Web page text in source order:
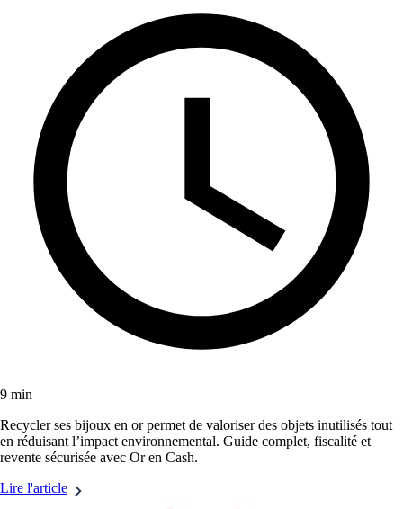
9 min
Recycler ses bijoux en or permet de valoriser des objets inutilisés tout
en réduisant l’impact environnemental. Guide complet, fiscalité et
revente sécurisée avec Or en Cash.
Lire l'article